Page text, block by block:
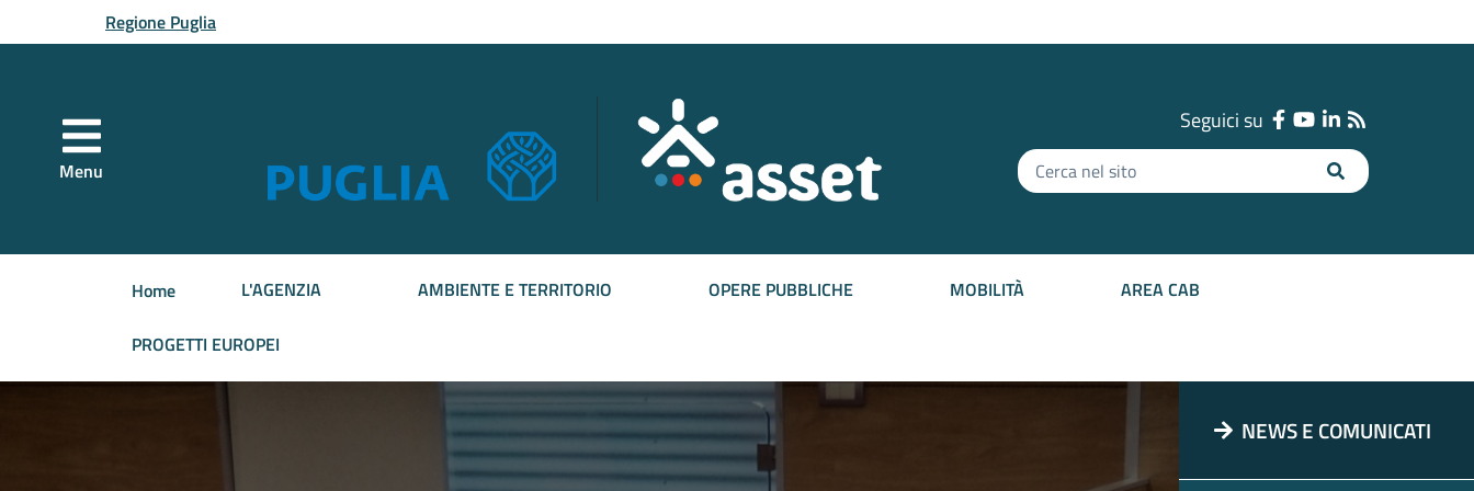
al contenuto principale
Regione Puglia
Menu
Seguici su
Inserisci
il
Home
L'AGENZIA AMBIENTE E TERRITORIO OPERE PUBBLICHE MOBILITÀ AREA CAB
PROGETTI EUROPEI
NEWS E COMUNICATI